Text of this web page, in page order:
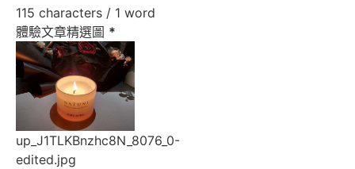
115 characters / 1 word
體驗文章精選圖 *
up_J1TLKBnzhc8N_8076_0-
edited.jpg